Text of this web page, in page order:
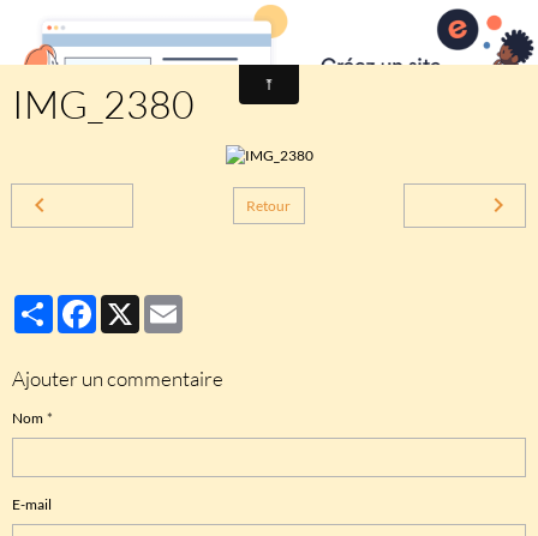
Comité des fêtes de CHEUX
IMG_2380
Retour
PartagerFacebook
X
Ajouter un commentaire
Nom
E-mail